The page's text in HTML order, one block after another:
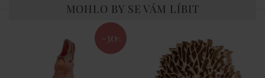
MOHLO BY SE VÁM LÍBIT
-30 %